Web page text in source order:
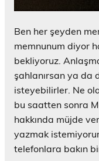
Ben her şeyden
memnunum diyor
bekliyoruz.
şahlanırsan ya da
isteyebilirler. Ne
bu saatten sonra
hakkında müjde
yazmak
telefonlara bakın